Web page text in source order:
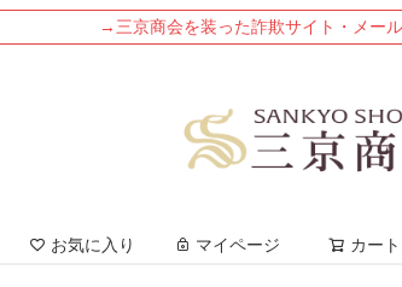
→三京商会を装った詐欺サイト・メー
お気に入り マイページ カート